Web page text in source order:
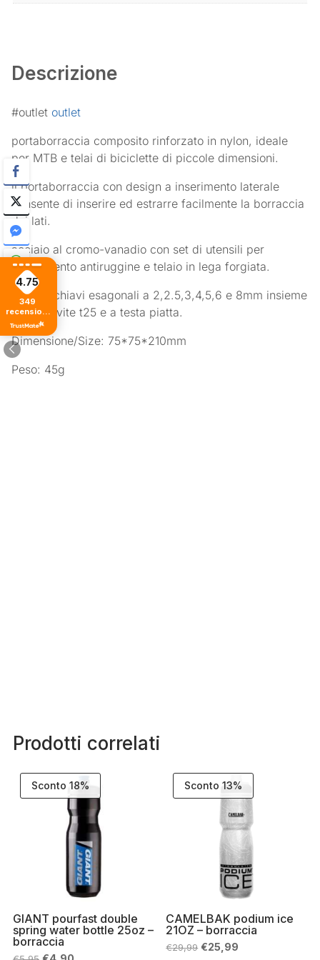
Descrizione
#outlet outlet
portaborraccia composito rinforzato in nylon, ideale
per MTB e telai di biciclette di piccole dimensioni.
il portaborraccia con design a inserimento laterale
consente di inserire ed estrarre facilmente la borraccia
dai lati.
acciaio al cromo-vanadio con set di utensili per
rivestimento antiruggine e telaio in lega forgiata.
include chiavi esagonali a 2,2.5,3,4,5,6 e 8mm insieme
a cacciavite t25 e a testa piatta.
Dimensione/Size: 75*75*210mm
Peso: 45g
Prodotti correlati
Sconto 18%
GIANT pourfast double
spring water bottle 25oz –
borraccia
Sconto 13%
CAMELBAK podium ice
21OZ – borraccia
€29,99 Il
prezzo
€25,99
4.75
349
recensioni
di tutti i
tempi